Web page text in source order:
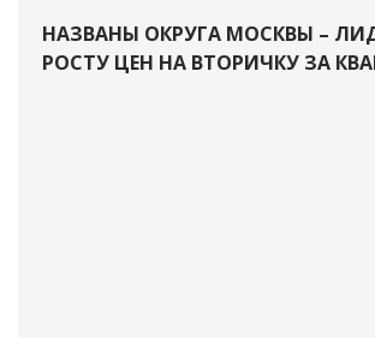
НАЗВАНЫ ОКРУГА МОСКВЫ –
РОСТУ ЦЕН НА ВТОРИЧКУ ЗА